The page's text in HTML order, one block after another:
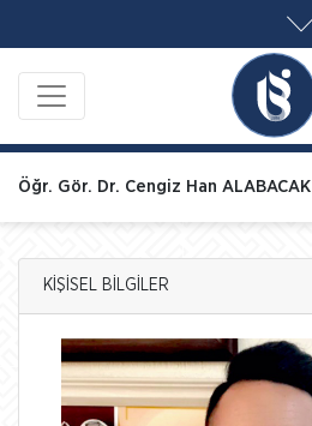
Öğr. Gör. Dr. Cengiz Han ALABACAK
KİŞİSEL BİLGİLER